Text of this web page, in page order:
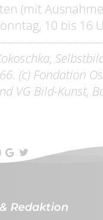
(mit
10 bis 16
(c) Fondation
VG Bild-Kunst,
Redaktion